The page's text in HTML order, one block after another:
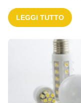
LEGGI TUTTO